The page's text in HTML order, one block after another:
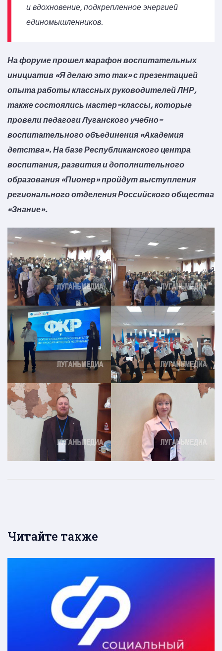
и вдохновение, подкрепленное энергией
единомышленников.
На форуме прошел марафон воспитательных
инициатив «Я делаю это так» с презентацией
опыта работы классных руководителей ЛНР,
также состоялись мастер-классы, которые
провели педагоги Луганского учебно-
воспитательного объединения «Академия
детства». На базе Республиканского центра
воспитания, развития и дополнительного
образования «Пионер» пройдут выступления
регионального отделения Российского общества
«Знание».
Читайте также